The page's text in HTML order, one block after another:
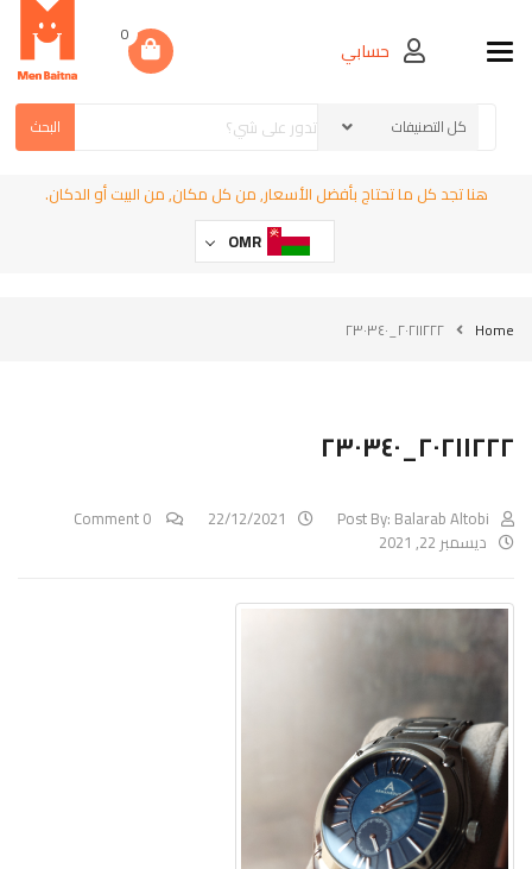
Toggle navigationحسابي
0
البحث
هنا تجد كل ما تحتاج بأفضل الأسعار, من كل مكان, من البيت أو الدكان.
OMR
Home ٢٠٢١١٢٢٢_٢٣٠٣٤٠
٢٠٢١١٢٢٢_٢٣٠٣٤٠
Post By: Balarab Altobi
22/12/2021
ديسمبر 22, 2021